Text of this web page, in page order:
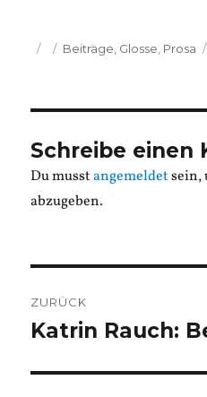
Veröffentlicht
Kategorien
Beiträge Glosse Prosa
Schreibe einen
Du musstangemeldetsein,
abzugeben.
ZURÜCK
Vorheriger
Katrin Rauch: